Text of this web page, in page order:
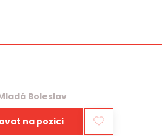
Boleslav
na pozici